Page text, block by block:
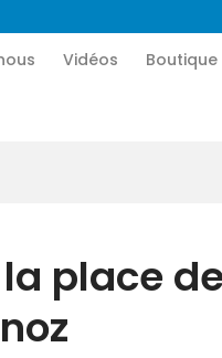
Vidéos
place